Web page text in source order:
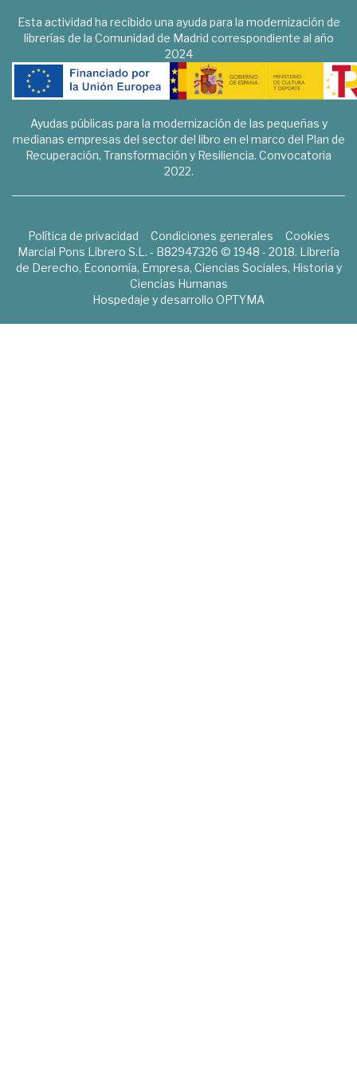
Esta actividad ha recibido una ayuda para la modernización de
librerías de la Comunidad de Madrid correspondiente al año
2024
Ayudas públicas para la modernización de las pequeñas y
medianas empresas del sector del libro en el marco del Plan de
Recuperación, Transformación y Resiliencia. Convocatoria
2022.
Política de privacidad Condiciones generales
Cookies
Marcial Pons Librero S.L. - B82947326 © 1948 - 2018. Librería
de Derecho, Economía, Empresa, Ciencias Sociales, Historia y
Ciencias Humanas
Hospedaje y desarrollo OPTYMA